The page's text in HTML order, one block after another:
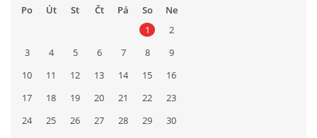
Po
Út St Čt Pá So
Ne
1
2
3
4 5 6 7 8
9
10
11 12 13 14 15
16
17
18 19 20 21 22
23
24
25 26 27 28 29
30